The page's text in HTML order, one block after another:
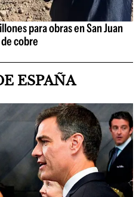
para obras en San Juan
cobre
ESPAÑA